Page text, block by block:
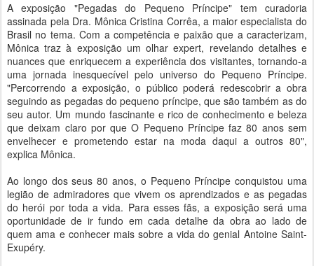
A exposição "Pegadas do Pequeno Príncipe" tem curadoria
assinada pela Dra. Mônica Cristina Corrêa, a maior especialista do
Brasil no tema. Com a competência e paixão que a caracterizam,
Mônica traz à exposição um olhar expert, revelando detalhes e
nuances que enriquecem a experiência dos visitantes, tornando-a
uma jornada inesquecível pelo universo do Pequeno Príncipe.
"Percorrendo a exposição, o público poderá redescobrir a obra
seguindo as pegadas do pequeno príncipe, que são também as do
seu autor. Um mundo fascinante e rico de conhecimento e beleza
que deixam claro por que O Pequeno Príncipe faz 80 anos sem
envelhecer e prometendo estar na moda daqui a outros 80",
explica Mônica.
Ao longo dos seus 80 anos, o Pequeno Príncipe conquistou uma
legião de admiradores que vivem os aprendizados e as pegadas
do herói por toda a vida. Para esses fãs, a exposição será uma
oportunidade de ir fundo em cada detalhe da obra ao lado de
quem ama e conhecer mais sobre a vida do genial Antoine Saint-
Exupéry.